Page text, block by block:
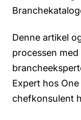
Denne artikel
processen
Expert hos
chefkonsulent